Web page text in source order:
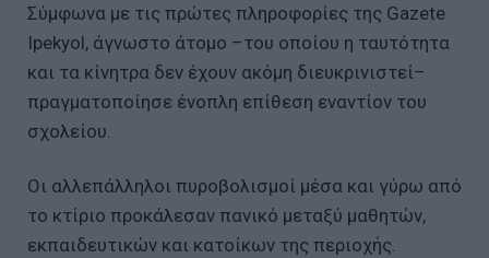
Σύμφωνα με τις πρώτες πληροφορίες της Gazete
Ipekyol, άγνωστο άτομο –του οποίου η ταυτότητα
και τα κίνητρα δεν έχουν ακόμη διευκρινιστεί–
πραγματοποίησε ένοπλη επίθεση εναντίον του
σχολείου.
Οι αλλεπάλληλοι πυροβολισμοί μέσα και γύρω από
το κτίριο προκάλεσαν πανικό μεταξύ μαθητών,
εκπαιδευτικών και κατοίκων της περιοχής.